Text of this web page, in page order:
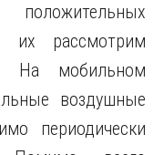
их рассмотрим
На мобильном
воздушные
периодически